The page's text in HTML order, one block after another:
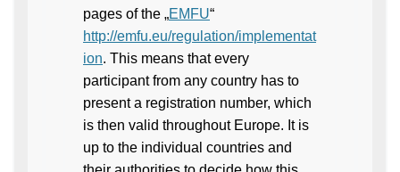
pages of the „EMFU“
http://emfu.eu/regulation/implementat
ion. This means that every
participant from any country has to
present a registration number, which
is then valid throughout Europe. It is
up to the individual countries and